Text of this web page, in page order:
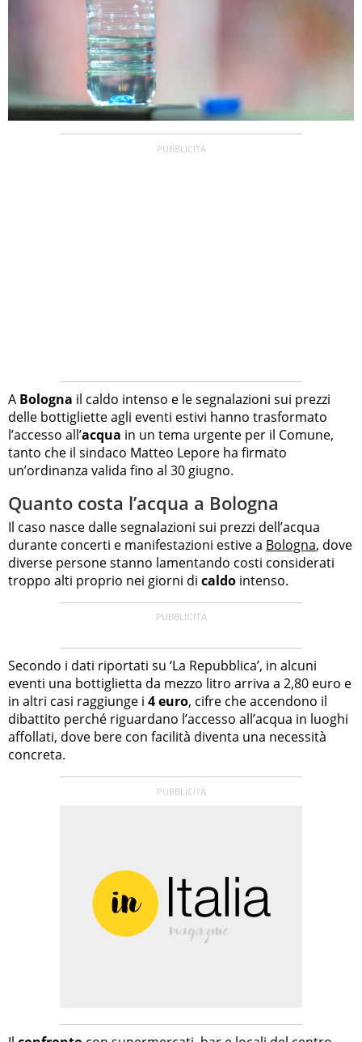
A Bologna il caldo intenso e le segnalazioni sui prezzi
delle bottigliette agli eventi estivi hanno trasformato
l’accesso all’acqua in un tema urgente per il Comune,
tanto che il sindaco Matteo Lepore ha firmato
un’ordinanza valida fino al 30 giugno.
Quanto costa l’acqua a Bologna
Il caso nasce dalle segnalazioni sui prezzi dell’acqua
durante concerti e manifestazioni estive a Bologna, dove
diverse persone stanno lamentando costi considerati
troppo alti proprio nei giorni di caldo intenso.
Secondo i dati riportati su ‘La Repubblica’, in alcuni
eventi una bottiglietta da mezzo litro arriva a 2,80 euro e
in altri casi raggiunge i 4 euro, cifre che accendono il
dibattito perché riguardano l’accesso all’acqua in luoghi
affollati, dove bere con facilità diventa una necessità
concreta.